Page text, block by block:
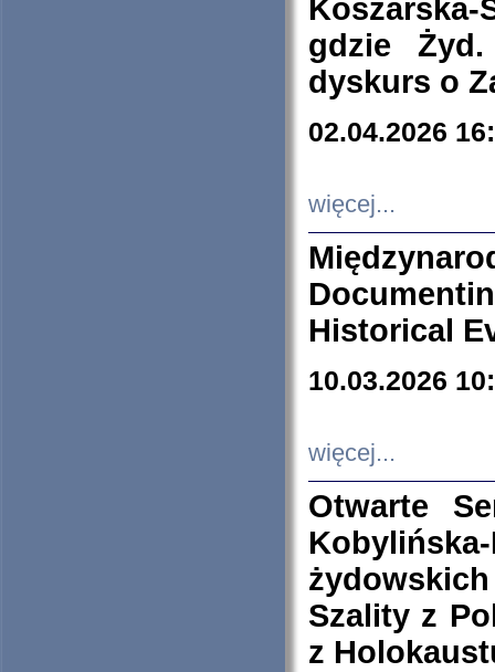
Koszarska-
gdzie
dyskurs o
02.04.2026
więcej...
Historical
10.03.2026
więcej...
Otwarte
Szality z
z